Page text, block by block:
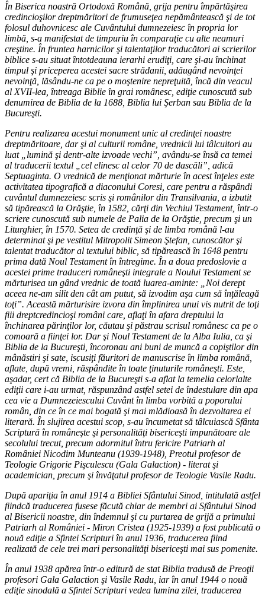
În Biserica noastră Ortodoxă Română, grija pentru împărtăşirea
credincioşilor dreptmăritori de frumuseţea nepământească şi de tot
folosul duhovnicesc ale Cuvântului dumnezeiesc în propria lor
limbă, s-a manifestat de timpuriu în comparaţie cu alte neamuri
creştine. În fruntea harnicilor şi talentaţilor traducători ai scrierilor
biblice s-au situat întotdeauna ierarhi erudiţi, care şi-au închinat
timpul şi priceperea acestei sacre strădanii, adăugând nevoinţei
nevoinţă, lăsându-ne ca pe o moştenire nepreţuită, încă din veacul
al XVII-lea, întreaga Biblie în grai românesc, ediţie cunoscută sub
denumirea de Biblia de la 1688, Biblia lui Şerban sau Biblia de la
Bucureşti.
Pentru realizarea acestui monument unic al credinţei noastre
dreptmăritoare, dar şi al culturii române, vrednicii lui tâlcuitori au
luat „lumină şi dentr-alte izvoade vechi”, avându-se însă ca temei
al traducerii textul „cel elinesc al celor 70 de dascăli”, adică
Septuaginta. O vrednică de menţionat mărturie în acest înţeles este
activitatea tipografică a diaconului Coresi, care pentru a răspândi
cuvântul dumnezeiesc scris şi românilor din Transilvania, a izbutit
să tipărească la Orăştie, în 1582, cărţi din Vechiul Testament, într-o
scriere cunoscută sub numele de Palia de la Orăştie, precum şi un
Liturghier, în 1570. Setea de credinţă şi de limba română l-au
determinat şi pe vestitul Mitropolit Simeon Ştefan, cunoscător şi
talentat traducător al textului biblic, să tipărească în 1648 pentru
prima dată Noul Testament în întregime. În a doua predoslovie a
acestei prime traduceri româneşti integrale a Noului Testament se
mărturisea un gând vrednic de toată luarea-aminte: „Noi derept
aceea ne-am silit den cât am putut, să izvodim aşa cum să înţăleagă
toţi”. Această mărturisire izvora din împlinirea unui vis nutrit de toţi
fiii dreptcredincioşi români care, aflaţi în afara dreptului la
închinarea părinţilor lor, căutau şi păstrau scrisul românesc ca pe o
comoară a fiinţei lor. Dar şi Noul Testament de la Alba Iulia, ca şi
Biblia de la Bucureşti, încoronau ani buni de muncă a copiştilor din
mânăstiri şi sate, iscusiţi făuritori de manuscrise în limba română,
aflate, după vremi, răspândite în toate ţinuturile româneşti. Este,
aşadar, cert că Biblia de la Bucureşti s-a aflat la temelia celorlalte
ediţii care i-au urmat, răspunzând astfel setei de îndestulare din apa
cea vie a Dumnezeiescului Cuvânt în limba vorbită a poporului
român, din ce în ce mai bogată şi mai mlădioasă în dezvoltarea ei
literară. În slujirea acestui scop, s-au încumetat să tâlcuiască Sfânta
Scriptură în româneşte şi personalităţi bisericeşti impunătoare ale
secolului trecut, precum adormitul întru fericire Patriarh al
României Nicodim Munteanu (1939-1948), Preotul profesor de
Teologie Grigorie Pişculescu (Gala Galaction) - literat şi
academician, precum şi învăţatul profesor de Teologie Vasile Radu.
După apariţia în anul 1914 a Bibliei Sfântului Sinod, intitulată astfel
fiindcă traducerea fusese făcută chiar de membri ai Sfântului Sinod
al Bisericii noastre, din îndemnul şi cu purtarea de grijă a primului
Patriarh al României - Miron Cristea (1925-1939) a fost publicată o
nouă ediţie a Sfintei Scripturi în anul 1936, traducerea fiind
realizată de cele trei mari personalităţi bisericeşti mai sus pomenite.
În anul 1938 apărea într-o editură de stat Biblia tradusă de Preoţii
profesori Gala Galaction şi Vasile Radu, iar în anul 1944 o nouă
ediţie sinodală a Sfintei Scripturi vedea lumina zilei, traducerea